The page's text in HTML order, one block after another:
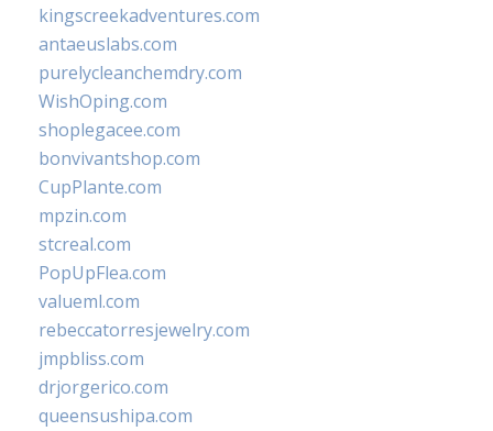
kingscreekadventures.com
antaeuslabs.com
purelycleanchemdry.com
WishOping.com
shoplegacee.com
bonvivantshop.com
CupPlante.com
mpzin.com
stcreal.com
PopUpFlea.com
valueml.com
rebeccatorresjewelry.com
jmpbliss.com
drjorgerico.com
queensushipa.com